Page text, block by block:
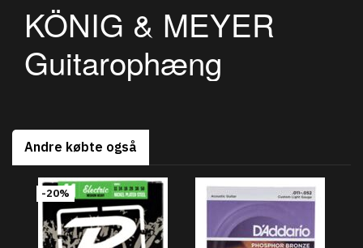
KÖNIG & MEYER
Guitarophæng
Andre købte også
-20%